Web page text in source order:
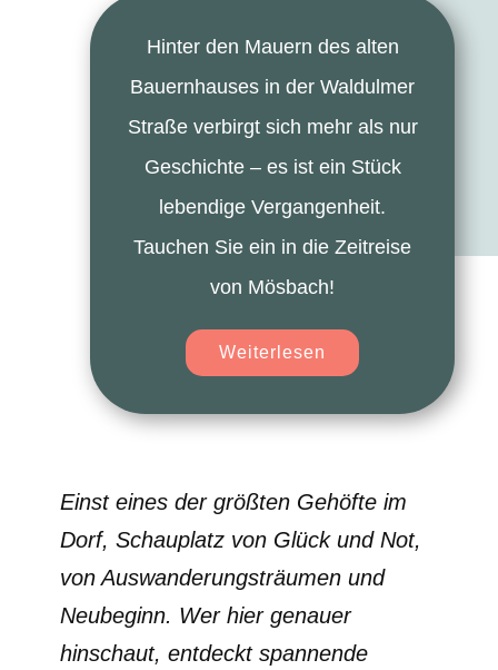
Hinter den Mauern des alten
Bauernhauses in der Waldulmer
Straße verbirgt sich mehr als nur
Geschichte – es ist ein Stück
lebendige Vergangenheit.
Tauchen Sie ein in die Zeitreise
von Mösbach!
Weiterlesen
Einst eines der größten Gehöfte im
Dorf, Schauplatz von Glück und Not,
von Auswanderungsträumen und
Neubeginn. Wer hier genauer
hinschaut, entdeckt spannende